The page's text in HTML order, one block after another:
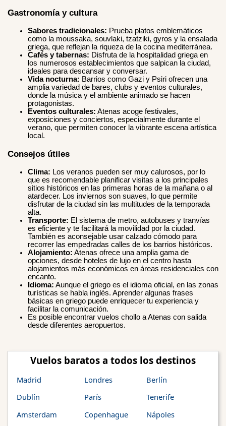
Gastronomía y cultura
Sabores tradicionales: Prueba platos emblemáticos
como la moussaka, souvlaki, tzatziki, gyros y la ensalada
griega, que reflejan la riqueza de la cocina mediterránea.
Cafés y tabernas: Disfruta de la hospitalidad griega en
los numerosos establecimientos que salpican la ciudad,
ideales para descansar y conversar.
Vida nocturna: Barrios como Gazi y Psiri ofrecen una
amplia variedad de bares, clubs y eventos culturales,
donde la música y el ambiente animado se hacen
protagonistas.
Eventos culturales: Atenas acoge festivales,
exposiciones y conciertos, especialmente durante el
verano, que permiten conocer la vibrante escena artística
local.
Consejos útiles
Clima: Los veranos pueden ser muy calurosos, por lo
que es recomendable planificar visitas a los principales
sitios históricos en las primeras horas de la mañana o al
atardecer. Los inviernos son suaves, lo que permite
disfrutar de la ciudad sin las multitudes de la temporada
alta.
Transporte: El sistema de metro, autobuses y tranvías
es eficiente y te facilitará la movilidad por la ciudad.
También es aconsejable usar calzado cómodo para
recorrer las empedradas calles de los barrios históricos.
Alojamiento: Atenas ofrece una amplia gama de
opciones, desde hoteles de lujo en el centro hasta
alojamientos más económicos en áreas residenciales con
encanto.
Idioma: Aunque el griego es el idioma oficial, en las zonas
turísticas se habla inglés. Aprender algunas frases
básicas en griego puede enriquecer tu experiencia y
facilitar la comunicación.
Es posible encontrar vuelos chollo a Atenas con salida
desde diferentes aeropuertos.
Vuelos baratos a todos los destinos
Madrid
Dublín
Amsterdam
Londres
París
Copenhague
Berlín
Tenerife
Nápoles